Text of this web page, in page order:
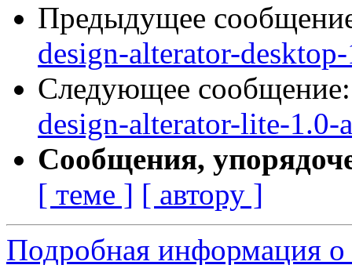
Предыдущее
design-alterator-
Следующее
design-alterator-lite-1.0-
Сообщения,
[ теме ] [ автору ]
Подробная информация о